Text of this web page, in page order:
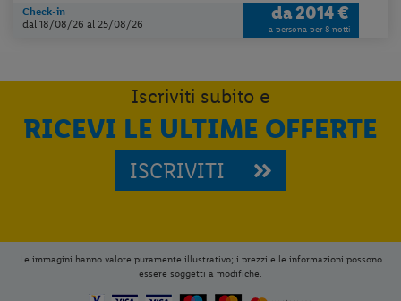
Check-in
dal 18/08/26al 25/08/26
da2014 €
a persona per 8 notti
Iscriviti subito e
RICEVI LE ULTIME OFFERTE
ISCRIVITI
Le immagini hanno valore puramente illustrativo; i prezzi e le informazioni possono
essere soggetti a modifiche.